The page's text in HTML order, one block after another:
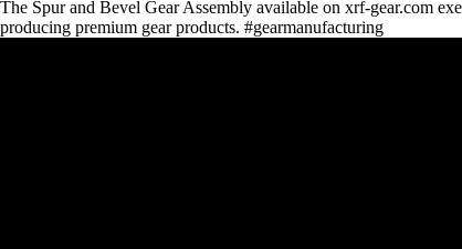
The Spur and Bevel Gear Assembly available on xrf-gear.com
producing premium gear products. #gearmanufacturing